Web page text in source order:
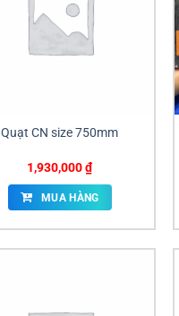
Quạt CN size 750mm
1,930,000₫
MUA HÀNG